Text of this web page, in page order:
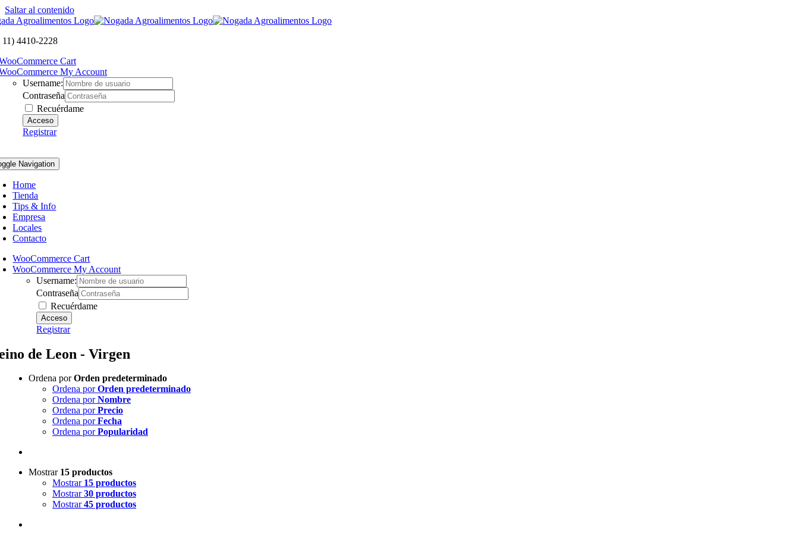
Saltar al contenido
4410-2228
Cart
My Account
Username:
Contraseña
Recuérdame
Registrar
Navigation
Home
Tienda
Tips & Info
Empresa
Locales
Contacto
WooCommerce Cart
WooCommerce My Account
Username:
Contraseña
Recuérdame
Registrar
de Leon - Virgen
Ordena porOrden predeterminado
Ordena porOrden predeterminado
Ordena porNombre
Ordena porPrecio
Ordena porFecha
Ordena porPopularidad
Mostrar 15 productos
Mostrar 15 productos
Mostrar30 productos
Mostrar45 productos